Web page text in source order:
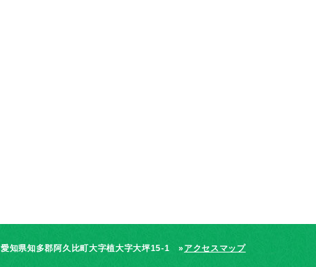
愛知県知多郡阿久比町大字植大字大坪15-1 »アクセスマップ